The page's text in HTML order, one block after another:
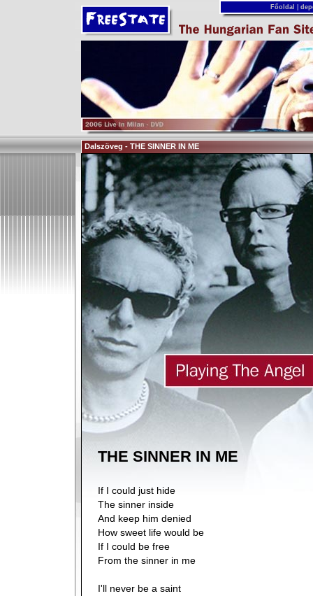
Főoldal
Dalszöveg - THE SINNER IN ME
THE SINNER IN ME
If I could just hide
The sinner inside
And keep him denied
How sweet life would be
If I could be free
From the sinner in me
I'll never be a saint